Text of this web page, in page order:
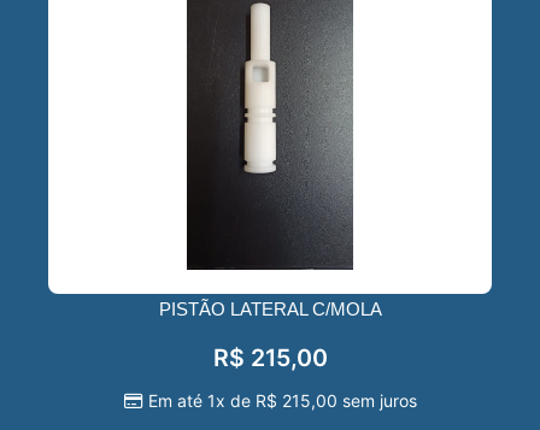
PISTÃO LATERAL C/MOLA
R$ 215,00
Em até 1x de R$ 215,00 sem juros